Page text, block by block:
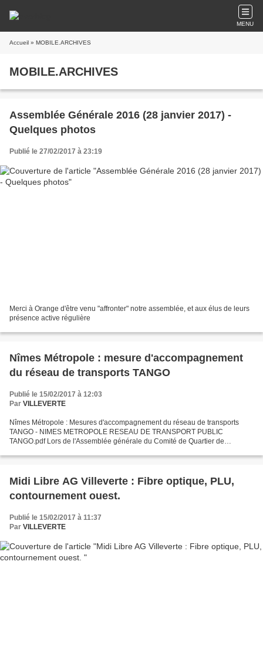
MENU
Accueil » MOBILE.ARCHIVES
MOBILE.ARCHIVES
Assemblée Générale 2016 (28 janvier 2017) -
Quelques photos
Publié le 27/02/2017 à 23:19
Merci à Orange d'être venu "affronter" notre assemblée, et aux élus de leurs
présence active régulière
Nîmes Métropole : mesure d'accompagnement
du réseau de transports TANGO
Publié le 15/02/2017 à 12:03
Par VILLEVERTE
Nîmes Métropole : Mesures d'accompagnement du réseau de transports
TANGO - NIMES METROPOLE RESEAU DE TRANSPORT PUBLIC
TANGO.pdf Lors de l'Assemblée générale du Comité de Quartier de
Midi Libre AG Villeverte : Fibre optique, PLU,
contournement ouest.
Publié le 15/02/2017 à 11:37
Par VILLEVERTE